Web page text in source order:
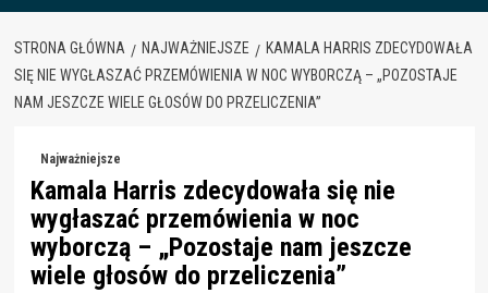
STRONA GŁÓWNA NAJWAŻNIEJSZE
KAMALA HARRIS ZDECYDOWAŁA
SIĘ NIE WYGŁASZAĆ PRZEMÓWIENIA W NOC WYBORCZĄ – „POZOSTAJE
NAM JESZCZE WIELE GŁOSÓW DO PRZELICZENIA”
Najważniejsze
Kamala Harris zdecydowała się nie
wygłaszać przemówienia w noc
wyborczą – „Pozostaje nam jeszcze
wiele głosów do przeliczenia”